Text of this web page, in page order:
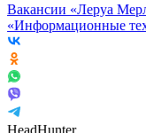
Вакансии «Леруа
«Информационные
HeadHunter